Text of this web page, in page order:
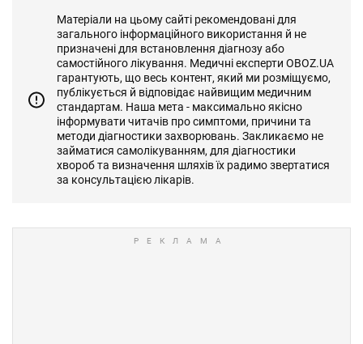
Матеріали на цьому сайті рекомендовані для
загального інформаційного використання й не
призначені для встановлення діагнозу або
самостійного лікування. Медичні експерти OBOZ.UA
гарантують, що весь контент, який ми розміщуємо,
публікується й відповідає найвищим медичним
стандартам. Наша мета - максимально якісно
інформувати читачів про симптоми, причини та
методи діагностики захворювань. Закликаємо не
займатися самолікуванням, для діагностики
хвороб та визначення шляхів їх радимо звертатися
за консультацією лікарів.